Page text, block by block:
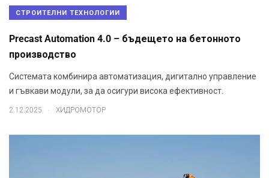
СТРОИТЕЛНИ ТЕХНОЛОГИИ
Precast Automation 4.0 – бъдещето на бетонното
производство
Системата комбинира автоматизация, дигитално управление
и гъвкави модули, за да осигури висока ефективност.
2.12.2025 ХИДРОМОТОР